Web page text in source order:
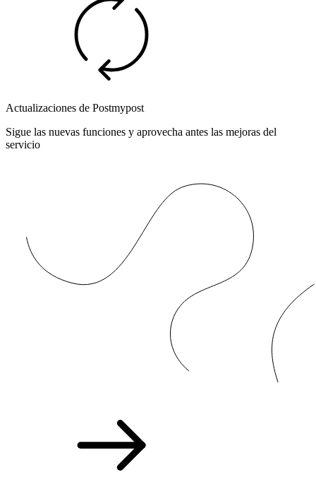
Actualizaciones de Postmypost
Sigue las nuevas funciones y aprovecha antes las mejoras del
servicio